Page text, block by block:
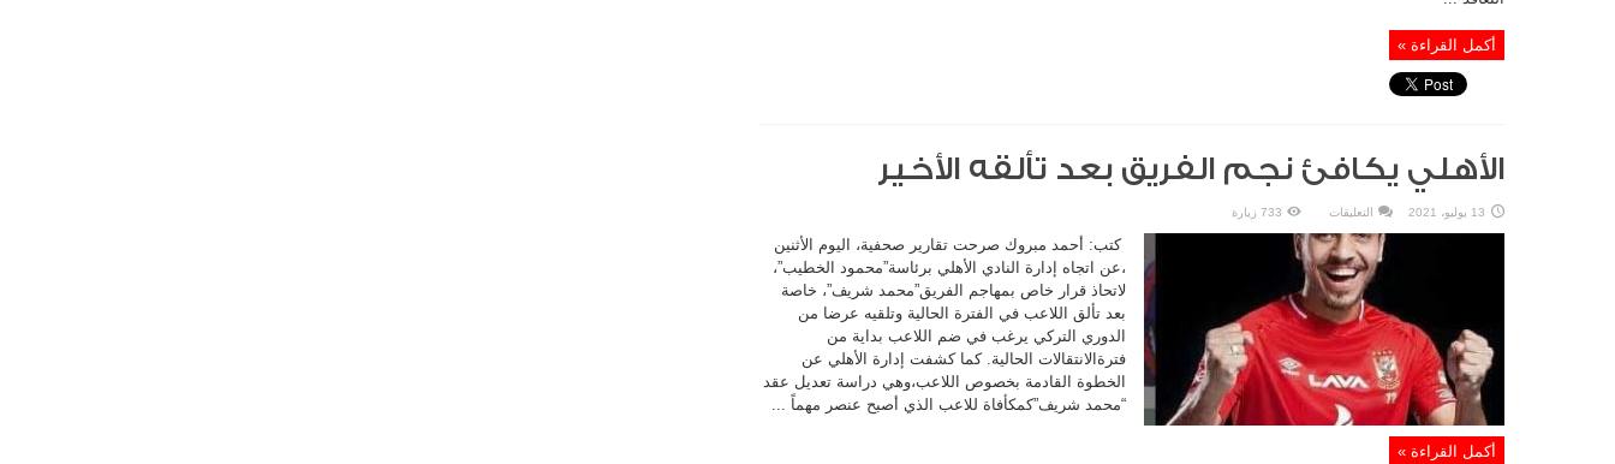
أكمل القراءة »
الأهلي يكافئ نجم الفريق بعد تألقه الأخير
13 يوليو، 2021 التعليقات
يكافئ
نجم
الفريق
بعد
تألقه
الأخير
مغلقة
733 زيارة
كتب: أحمد مبروك صرحت تقارير صحفية، اليوم الأثنين
،عن اتجاه إدارة النادي الأهلي برئاسة”محمود الخطيب”،
لاتحاذ قرار خاص بمهاجم الفريق”محمد شريف”، خاصة
بعد تألق اللاعب في الفترة الحالية وتلقيه عرضا من
الدوري التركي يرغب في ضم اللاعب بداية من
فترةالانتقالات الحالية. كما كشفت إدارة الأهلي عن
الخطوة القادمة بخصوص اللاعب،وهي دراسة تعديل عقد
“محمد شريف”كمكأفاة للاعب الذي أصبح عنصر مهماً ...
أكمل القراءة »